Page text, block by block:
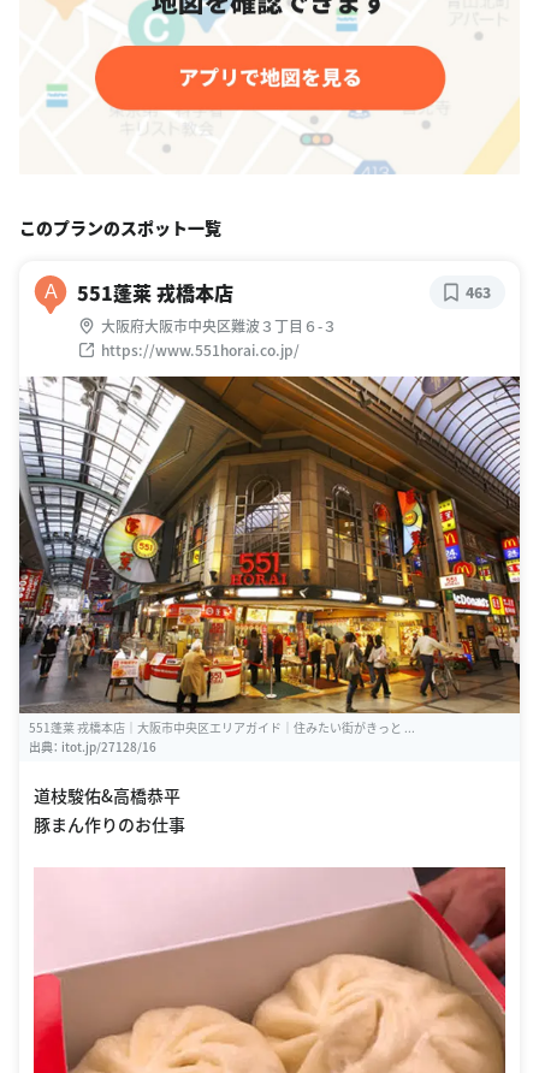
このプランのスポット一覧
A 551蓬莱 戎橋本店
大阪府大阪市中央区難波３丁目６-３
https://www.551horai.co.jp/
463
551蓬莱 戎橋本店｜大阪市中央区エリアガイド｜住みたい街がきっと ...
出典： itot.jp/27128/16
道枝駿佑&高橋恭平
豚まん作りのお仕事